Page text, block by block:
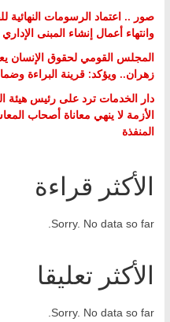
صور .. اعتماد الرسومات النهائية
وانتهاء أعمال إنشاء المبنى الإداري
المجلس القومي لحقوق الإنسان
زهران.. ويؤكد: قرينة البراءة
دار الخدمات ترد على رئيس هيئة
الأزمة لا ينهي معاناة أصحاب
المنفذة
الأكثر قراءة
Sorry. No data so far.
الأكثر تعليقا
Sorry. No data so far.